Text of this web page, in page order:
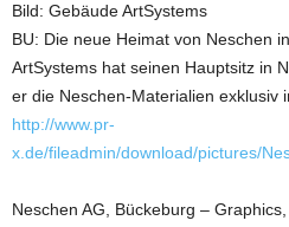
Bild: Gebäude ArtSystems
BU: Die neue Heimat von Neschen
ArtSystems hat seinen Hauptsitz in
er die Neschen-Materialien exklusiv
http://www.pr-
x.de/fileadmin/download/pictures/
Neschen AG, Bückeburg –